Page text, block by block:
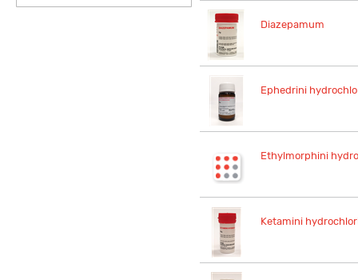
Diazepamum
Ephedrini
Ethylmorphini
Ketamini